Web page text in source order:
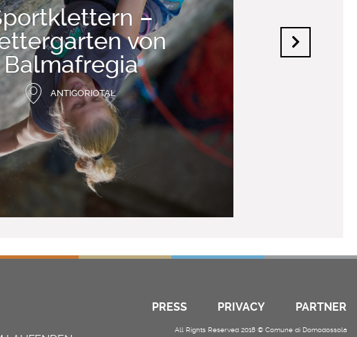
–
von
Balmafregia
ANTIGORIOTAL
PRESS PRIVACY PARTNER
All Rights Reserved 2018 © Comune di Domodossola